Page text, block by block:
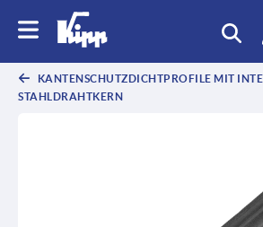
KANTENSCHUTZDICHTPROFILE MIT
STAHLDRAHTKERN